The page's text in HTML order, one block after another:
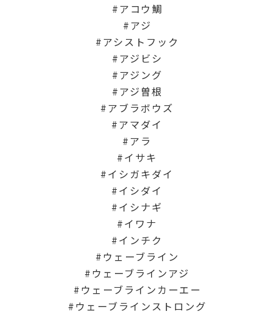
アコウ鯛
アジ
アシストフック
アジビシ
アジング
アジ曽根
アブラボウズ
アマダイ
アラ
イサキ
イシガキダイ
イシダイ
イシナギ
イワナ
インチク
ウェーブライン
ウェーブラインアジ
ウェーブラインカーエー
ウェーブラインストロング